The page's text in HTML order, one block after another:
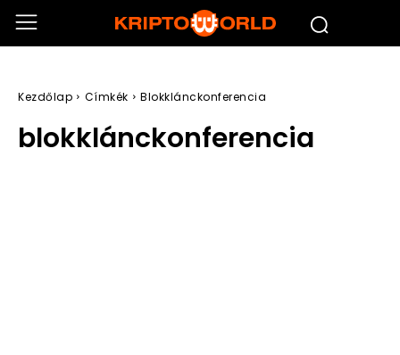
Kezdőlap Címkék Blokklánckonferencia
blokklánckonferencia